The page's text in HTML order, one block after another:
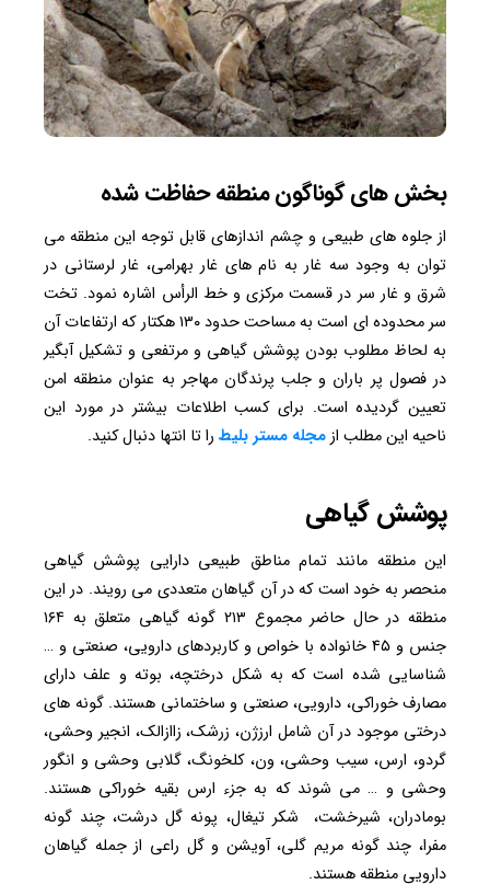
بخش های گوناگون منطقه حفاظت شده
از جلوه های طبیعی و چشم اندازهای قابل توجه این منطقه می
توان به وجود سه غار به نام های غار بهرامی، غار لرستانی در
شرق و غار سر در قسمت مرکزی و خط الرأس اشاره نمود. تخت
سر محدوده ای است به مساحت حدود ۱۳۰ هکتار که ارتفاعات آن
به لحاظ مطلوب بودن پوشش گیاهی و مرتفعی و تشکیل آبگیر
در فصول پر باران و جلب پرندگان مهاجر به عنوان منطقه امن
تعیین گردیده است. برای کسب اطلاعات بیشتر در مورد این
ناحیه این مطلب ازمجله مستر بلیط را تا انتها دنبال کنید.
پوشش گیاهی
این منطقه مانند تمام مناطق طبیعی دارایی پوشش گیاهی
منحصر به خود است که در آن گیاهان متعددی می رویند. در این
منطقه در حال حاضر مجموع ۲۱۳ گونه گیاهی متعلق به ۱۶۴
جنس و ۴۵ خانواده با خواص و کاربردهای دارویی، صنعتی و …
شناسایی شده است که به شکل درختچه، بوته و علف دارای
مصارف خوراکی، دارویی، صنعتی و ساختمانی هستند. گونه های
درختی موجود در آن شامل ارزژن، زرشک، زاازالک، انجیر وحشی،
گردو، ارس، سیب وحشی، ون، کلخونگ، گلابی وحشی و انگور
وحشی و … می شوند که به جزء ارس بقیه خوراکی هستند.
بومادران، شیرخشت، شکر تیغال، پونه گل درشت، چند گونه
مفرا، چند گونه مریم گلی، آویشن و گل راعی از جمله گیاهان
دارویی منطقه هستند.